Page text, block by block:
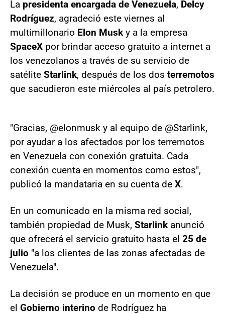
La presidenta encargada de Venezuela, Delcy
Rodríguez, agradeció este viernes al
multimillonario Elon Musk y a la empresa
SpaceX por brindar acceso gratuito a internet a
los venezolanos a través de su servicio de
satélite Starlink, después de los dos terremotos
que sacudieron este miércoles al país petrolero.
"Gracias, @elonmusk y al equipo de @Starlink,
por ayudar a los afectados por los terremotos
en Venezuela con conexión gratuita. Cada
conexión cuenta en momentos como estos",
publicó la mandataria en su cuenta de X.
En un comunicado en la misma red social,
también propiedad de Musk, Starlink anunció
que ofrecerá el servicio gratuito hasta el 25 de
julio "a los clientes de las zonas afectadas de
Venezuela".
La decisión se produce en un momento en que
el Gobierno interino de Rodríguez ha